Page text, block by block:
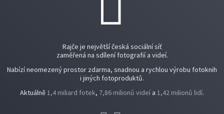
Rajče je největší česká sociální síť
zaměřená na sdílení fotografií a videí.
Nabízí neomezený prostor zdarma, snadnou a rychlou výrobu fotoknih
i jiných fotoproduktů.
Aktuálně1,4 miliard fotek, 7,86 milionů videí a 1,42 milionů lidí.